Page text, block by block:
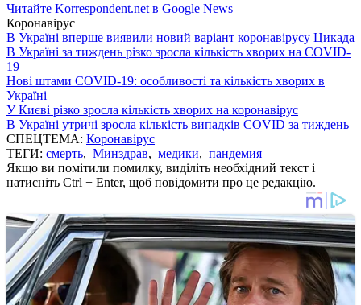
Читайте Korrespondent.net в Google News
Коронавірус
В Україні вперше виявили новий варіант коронавірусу Цикада
В Україні за тиждень різко зросла кількість хворих на COVID-
19
Нові штами COVID-19: особливості та кількість хворих в
Україні
У Києві різко зросла кількість хворих на коронавірус
В Україні утричі зросла кількість випадків COVID за тиждень
СПЕЦТЕМА: Коронавірус
ТЕГИ: смерть, Минздрав, медики, пандемия
Якщо ви помітили помилку, виділіть необхідний текст і
натисніть Ctrl + Enter, щоб повідомити про це редакцію.